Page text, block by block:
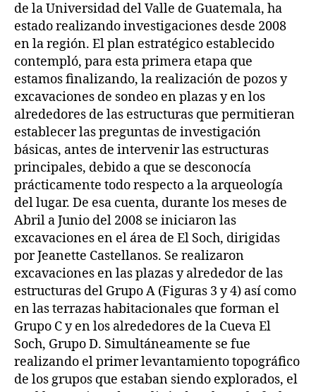
de la Universidad del Valle de Guatemala, ha
estado realizando investigaciones desde 2008
en la región. El plan estratégico establecido
contempló, para esta primera etapa que
estamos finalizando, la realización de pozos y
excavaciones de sondeo en plazas y en los
alrededores de las estructuras que permitieran
establecer las preguntas de investigación
básicas, antes de intervenir las estructuras
principales, debido a que se desconocía
prácticamente todo respecto a la arqueología
del lugar. De esa cuenta, durante los meses de
Abril a Junio del 2008 se iniciaron las
excavaciones en el área de El Soch, dirigidas
por Jeanette Castellanos. Se realizaron
excavaciones en las plazas y alrededor de las
estructuras del Grupo A (Figuras 3 y 4) así como
en las terrazas habitacionales que forman el
Grupo C y en los alrededores de la Cueva El
Soch, Grupo D. Simultáneamente se fue
realizando el primer levantamiento topográfico
de los grupos que estaban siendo explorados, el